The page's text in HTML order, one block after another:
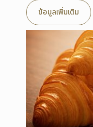
ข้อมูลเพิ่มเติม